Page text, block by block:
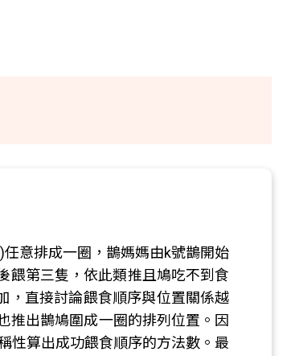
意排成一圈，鵲媽媽由k號鵲開始
餵第三隻，依此類推且鳩吃不到食
，直接討論餵食順序與位置關係越
推出鵲鳩圍成一圈的排列位置。因
性算出成功餵食順序的方法數。最